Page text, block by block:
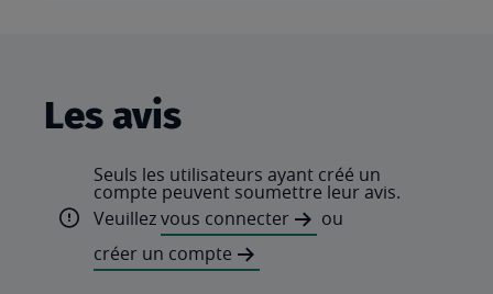
Les avis
Seuls les utilisateurs ayant créé un
compte peuvent soumettre leur avis.
Veuillezvous connecter
ou
créer un compte